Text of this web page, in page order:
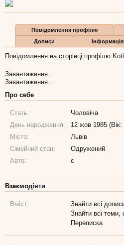
Повідомлення профілю
Дописи
Інформація
Повідомлення на сторінці профілю
Завантаження...
Завантаження...
Про себе
Стать:
Чоловіча
День народження:
12 жов 1985 (Вік:
Місто:
Львів
Сімейний стан:
Одружений
Авто:
є
Взаємодіяти
Вміст:
Знайти всі
Знайти всі теми,
Переписка